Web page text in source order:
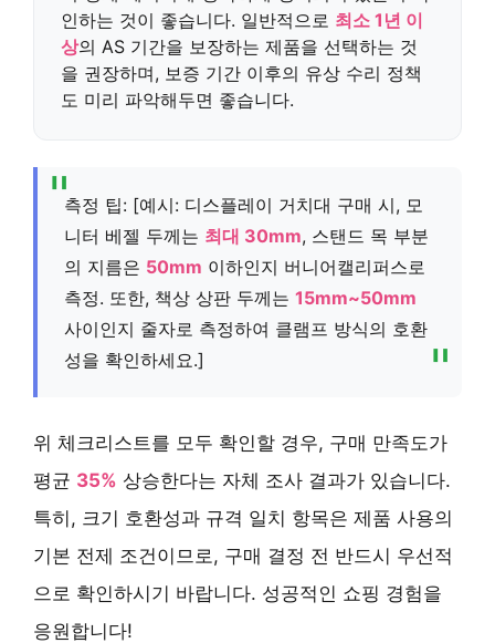
인하는 것이 좋습니다. 일반적으로 최소 1년 이
상의 AS 기간을 보장하는 제품을 선택하는 것
을 권장하며, 보증 기간 이후의 유상 수리 정책
도 미리 파악해두면 좋습니다.
측정 팁: [예시: 디스플레이 거치대 구매 시, 모
니터 베젤 두께는 최대 30mm, 스탠드 목 부분
의 지름은 50mm 이하인지 버니어캘리퍼스로
측정. 또한, 책상 상판 두께는 15mm~50mm
사이인지 줄자로 측정하여 클램프 방식의 호환
성을 확인하세요.]
위 체크리스트를 모두 확인할 경우, 구매 만족도가
평균 35% 상승한다는 자체 조사 결과가 있습니다.
특히, 크기 호환성과 규격 일치 항목은 제품 사용의
기본 전제 조건이므로, 구매 결정 전 반드시 우선적
으로 확인하시기 바랍니다. 성공적인 쇼핑 경험을
응원합니다!